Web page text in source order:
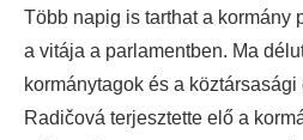
Több napig is tarthat a kormány
a vitája a parlamentben. Ma
kormánytagok és a
Radičová terjesztette elő a